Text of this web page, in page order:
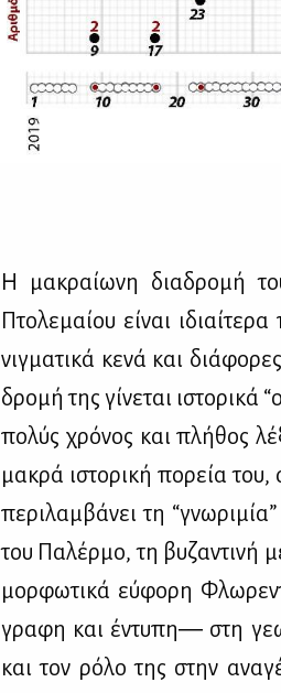
H μα­κραί­ω­νη δια­δρο­μή
Πτο­λε­μαί­ου εί­ναι
νιγ­μα­τι­κά κε­νά και
δρο­μή της γί­νε­ται ιστο­ρι­κά
πο­λύς χρό­νος και πλή­θος
μα­κρά ιστο­ρι­κή πο­ρεία
πε­ρι­λαμ­βά­νει τη
του Πα­λέρ­μο, τη βυ­ζα­ντι­νή
μορ­φω­τι­κά εύ­φο­ρη
γρα­φη και έντυ­πη― στη
και τον ρό­λο της στην